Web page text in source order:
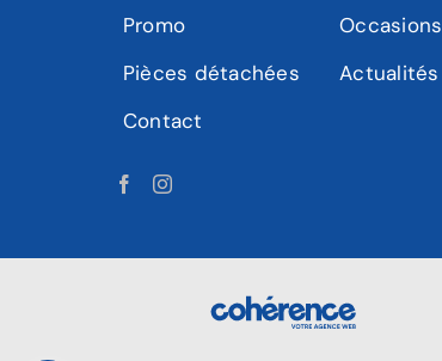
Promo
Occasions
Pièces détachées
Actualités
Contact